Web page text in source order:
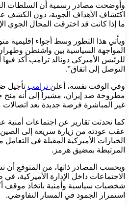
وأوضحت مصادر رسمية أن السلطات
اكتشاف الأهداف الجوية، دون الكشف
ما إذا كانت قد اخترقت المجال الجوي
ويأتي هذا التطور وسط أجواء إقليمية
المواجهة السياسية بين واشنطن
للرئيس الأميركي دونالد ترامب أكد فيها
التوصل إلى اتفاق”.
وفي الوقت نفسه، أعلن ترامب تأجيل
مطروحة ضد إيران، مشيراً إلى أنه منح
غير المباشرة فرصة جديدة بعد اتصالات
كما تحدثت تقارير عن اجتماعات أمنية
عقب عودته من زيارة سريعة إلى
الخيارات الأميركية المقبلة في
المرتبطة بمضيق هرمز.
وبحسب المصادر ذاتها، من المتوقع أن
الاجتماعات داخل الإدارة
شخصيات سياسية وأمنية باتخاذ موقف
استمرار الجمود في المسار التفاوضي.